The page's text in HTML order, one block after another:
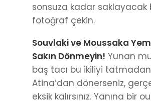
sonsuza kadar saklayacak
fotoğraf çekin.
Souvlaki ve Moussaka
Sakın Dönmeyin! Yunan
baş tacı bu ikiliyi tatmadan
Atina’dan dönerseniz,
eksik kalırsınız. Yanına bir